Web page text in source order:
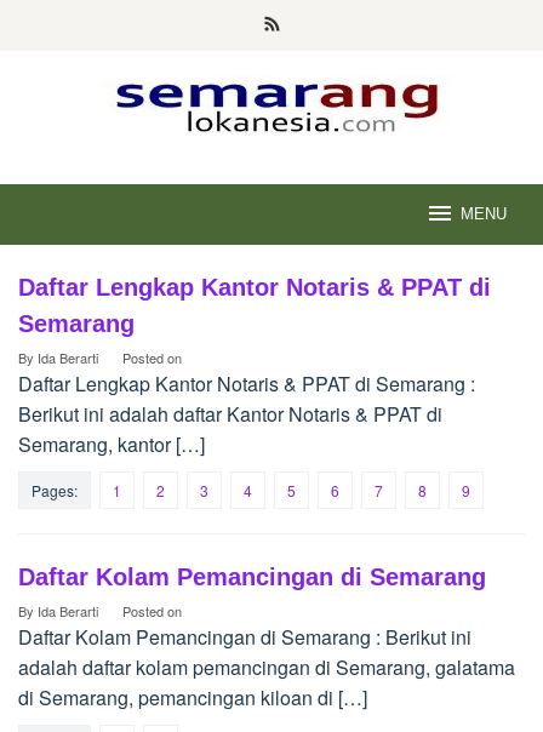
MENU
smg.lokanesia.com
Daftar Lengkap Kantor Notaris & PPAT di
Semarang
By Ida Berarti Posted on
Daftar Lengkap Kantor Notaris & PPAT di Semarang :
Berikut ini adalah daftar Kantor Notaris & PPAT di
Semarang, kantor […]
Pages: 1 2 3 4 5 6 7 8 9
Daftar Kolam Pemancingan di Semarang
By Ida Berarti Posted on
Daftar Kolam Pemancingan di Semarang : Berikut ini
adalah daftar kolam pemancingan di Semarang, galatama
di Semarang, pemancingan kiloan di […]